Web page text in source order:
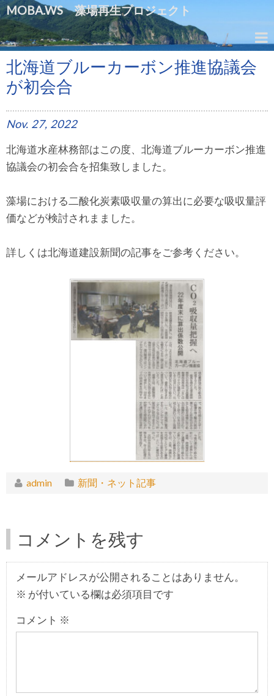
MOBA.WS 藻場再生プロジェクト
北海道ブルーカーボン推進協議会
が初会合
Nov. 27, 2022
北海道水産林務部はこの度、北海道ブルーカーボン推進
協議会の初会合を招集致しました。
藻場における二酸化炭素吸収量の算出に必要な吸収量評
価などが検討されまました。
詳しくは北海道建設新聞の記事をご参考ください。
admin 新聞・ネット記事
コメントを残す
メールアドレスが公開されることはありません。
※ が付いている欄は必須項目です
コメント ※